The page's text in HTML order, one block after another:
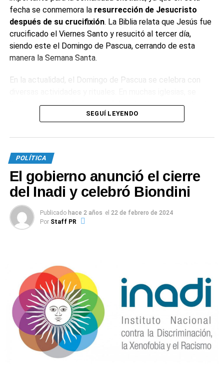
fecha se conmemora la resurrección de Jesucristo
después de su crucifixión. La Biblia relata que Jesús fue
crucificado el Viernes Santo y resucitó al tercer día,
siendo este el Domingo de Pascua, cerrando de esta
manera la Semana Santa.
En la actualidad, el Domingo de Pascua se celebra con
llevan adelantemisas especialesdonde se enciende el
cirio pascual, simbolizando a Cristo como la luz del mundo.
familiares y celebraciones.
¿Por qué se comen huevos de chocolate
en Pascua?
El huevo de chocolate es una
de la fiesta de Pascua.
como en el cristianismo primitivo era el símbolo de la
La costumbre también es común entre los miembros de la
Iglesia ortodoxa siria, la Iglesia maronita siria y la Iglesia
apostólica armenia.
Latradición de los huevos de Pascuaestá muy
arraigada en este día y su origen está en que entre los
siglos IX y XVIII se prohibía comer huevos durante la
SEGUÍ LEYENDO
POLÍTICA
El gobierno anunció el cierre
del Inadi y celebró Biondini
Publicado hace 2 años el 22 de febrero de 2024
Por Staff PR